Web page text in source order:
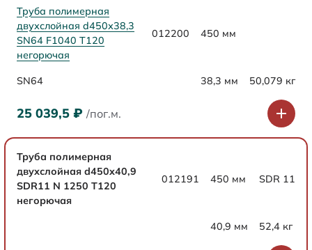
Труба полимерная
двухслойная d450х38,3
SN64 F1040 Т120
негорючая
012200 450 мм
SN64 38,3 мм 50,079 кг
25 039,5 ₽ /пог.м.
Труба полимерная
двухслойная d450x40,9
SDR11 N 1250 Т120
негорючая
012191 450 мм SDR 11
40,9 мм 52,4 кг